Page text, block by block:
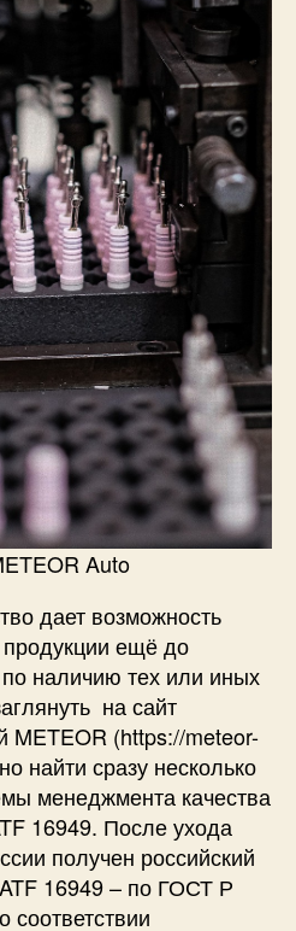
Auto​
дает возможность
продукции ещё до
наличию тех или иных
на сайт
METEOR (https://meteor-
найти сразу несколько
менеджмента качества
16949. После ухода
получен российский
16949 – по ГОСТ Р
соответствии